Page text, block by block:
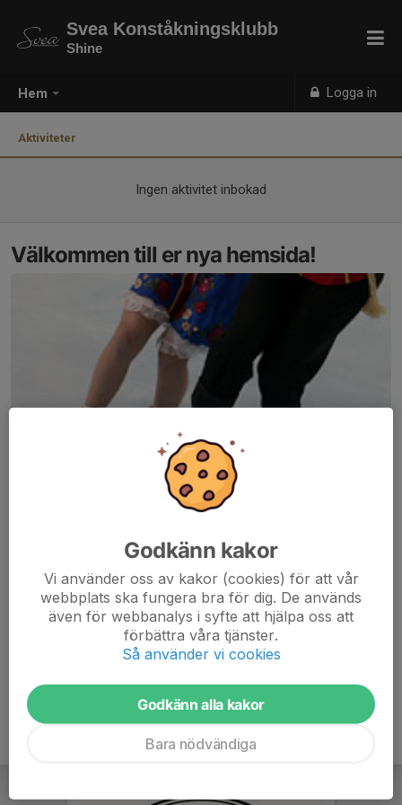
Hem Logga in
Svea Konståkningsklubb
Shine
Aktiviteter
Ingen aktivitet inbokad
Välkommen till er nya hemsida!
Här hamnar automatiskt de senaste nyheterna på hemsidan. För
att kunna börja administrera hemsidan loggar du in högst upp till
höger.
Godkänn kakor
Vi använder oss av kakor (cookies) för att vår
webbplats ska fungera bra för dig. De används
även för webbanalys i syfte att hjälpa oss att
förbättra våra tjänster.
Så använder vi cookies
Godkänn alla kakor
Bara nödvändiga